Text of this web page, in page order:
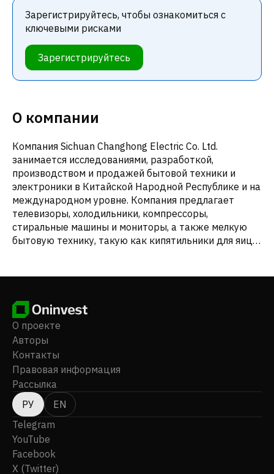
Зарегистрируйтесь, чтобы ознакомиться с
ключевыми рисками
Зарегистрируйтесь
О компании
Компания Sichuan Changhong Electric Co. Ltd.
занимается исследованиями, разработкой,
производством и продажей бытовой техники и
электроники в Китайской Народной Республике и на
международном уровне. Компания предлагает
телевизоры, холодильники, компрессоры,
стиральные машины и мониторы, а также мелкую
бытовую технику, такую как кипятильники для яиц,
марками CHANGHONG, CHiQ, HUAYI, SABA и jiaxipera.
основана в 1958 году, ее штаб-квартира находится
в городе Мяньян, Китайская Народная Республика.
О проекте
Авторы
Контакты
Правовая информация
Рассылка
РУ
EN
Telegram
YouTube
Facebook
X (Twitter)